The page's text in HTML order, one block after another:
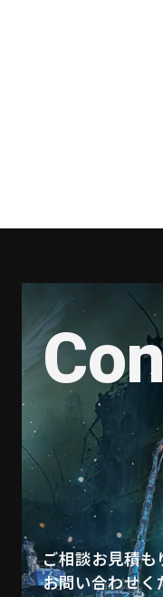
ご相談お見積
お問い合わせく